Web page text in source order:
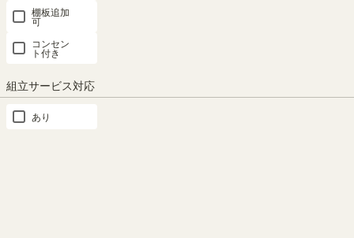
棚板追加
可
コンセン
ト付き
組立サービス対応
あり